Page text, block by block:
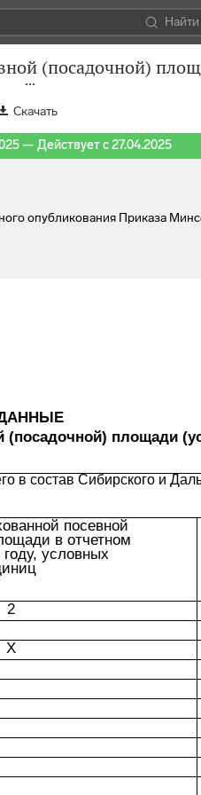
Найти
(посадочной)
Скачать
— Действует с 27.04.2025
опубликования Приказа
(посадочной) площади
в состав Сибирского и
посевной
в отчетном
условных
2
X